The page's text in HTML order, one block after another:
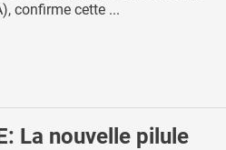
confirme cette ...
La nouvelle pilule